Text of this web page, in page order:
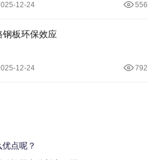
12-24 556
钢板环保效应
12-24 792
点呢？